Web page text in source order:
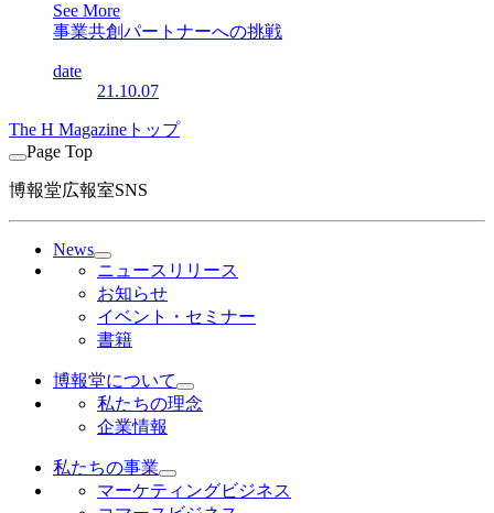
See More
事業共創パートナーへの挑戦
date
21.10.07
The H Magazineトップ
Page Top
博報堂広報室SNS
News
ニュースリリース
お知らせ
イベント・セミナー
書籍
博報堂について
私たちの理念
企業情報
私たちの事業
マーケティングビジネス